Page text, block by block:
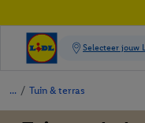
/ Tuin & terras